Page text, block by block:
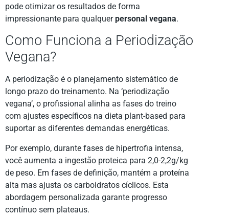
pode otimizar os resultados de forma
impressionante para qualquerpersonal vegana.
Como Funciona a Periodização
Vegana?
A periodização é o planejamento sistemático de
longo prazo do treinamento. Na ‘periodização
vegana’, o profissional alinha as fases do treino
com ajustes específicos na dieta plant-based para
suportar as diferentes demandas energéticas.
Por exemplo, durante fases de hipertrofia intensa,
você aumenta a ingestão proteica para 2,0-2,2g/kg
de peso. Em fases de definição, mantém a proteína
alta mas ajusta os carboidratos cíclicos. Esta
abordagem personalizada garante progresso
contínuo sem plateaus.